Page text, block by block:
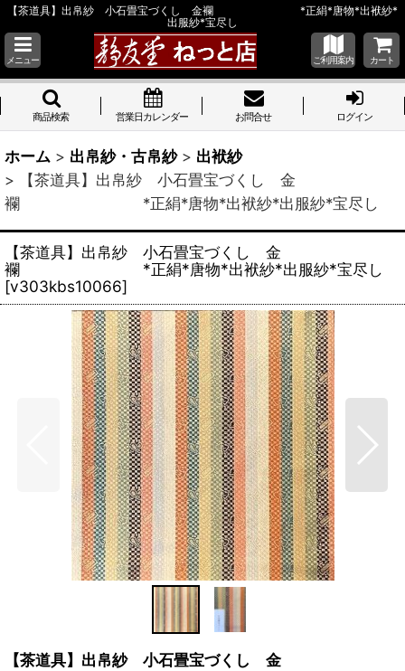
【茶道具】出帛紗 小石畳宝づくし 金襴 *正絹*唐物*出袱紗*
出服紗*宝尽し
メニュー ご利用案内 カート
商品検索 営業日カレンダー お問合せ ログイン
ホーム > 出帛紗・古帛紗 > 出袱紗
>
【茶道具】出帛紗 小石畳宝づくし 金
襴 *正絹*唐物*出袱紗*出服紗*宝尽し
【茶道具】出帛紗 小石畳宝づくし 金
襴 *正絹*唐物*出袱紗*出服紗*宝尽し
[v303kbs10066]
【茶道具】出帛紗 小石畳宝づくし 金